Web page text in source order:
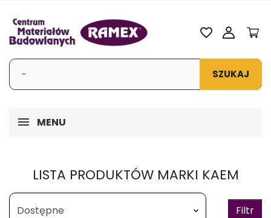
SZUKAJ
favorite_border
MENU
LISTA PRODUKTÓW MARKI KAEM
Filtr